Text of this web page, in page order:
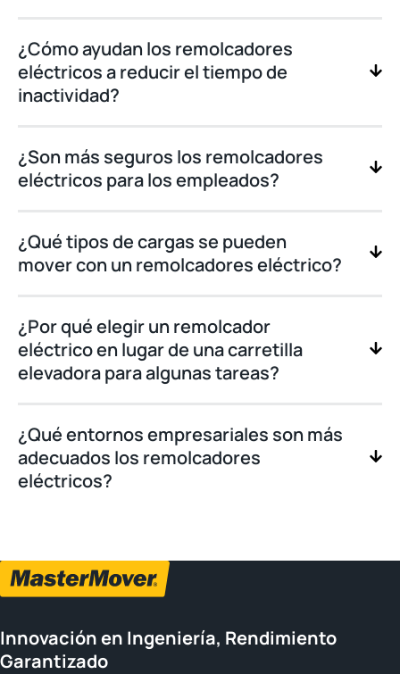
¿Cómo ayudan los remolcadores
eléctricos a reducir el tiempo de
inactividad?
¿Son más seguros los remolcadores
eléctricos para los empleados?
¿Qué tipos de cargas se pueden
mover con un remolcadores eléctrico?
¿Por qué elegir un remolcador
eléctrico en lugar de una carretilla
elevadora para algunas tareas?
¿Qué entornos empresariales son más
adecuados los remolcadores
eléctricos?
Innovación en Ingeniería, Rendimiento
Garantizado